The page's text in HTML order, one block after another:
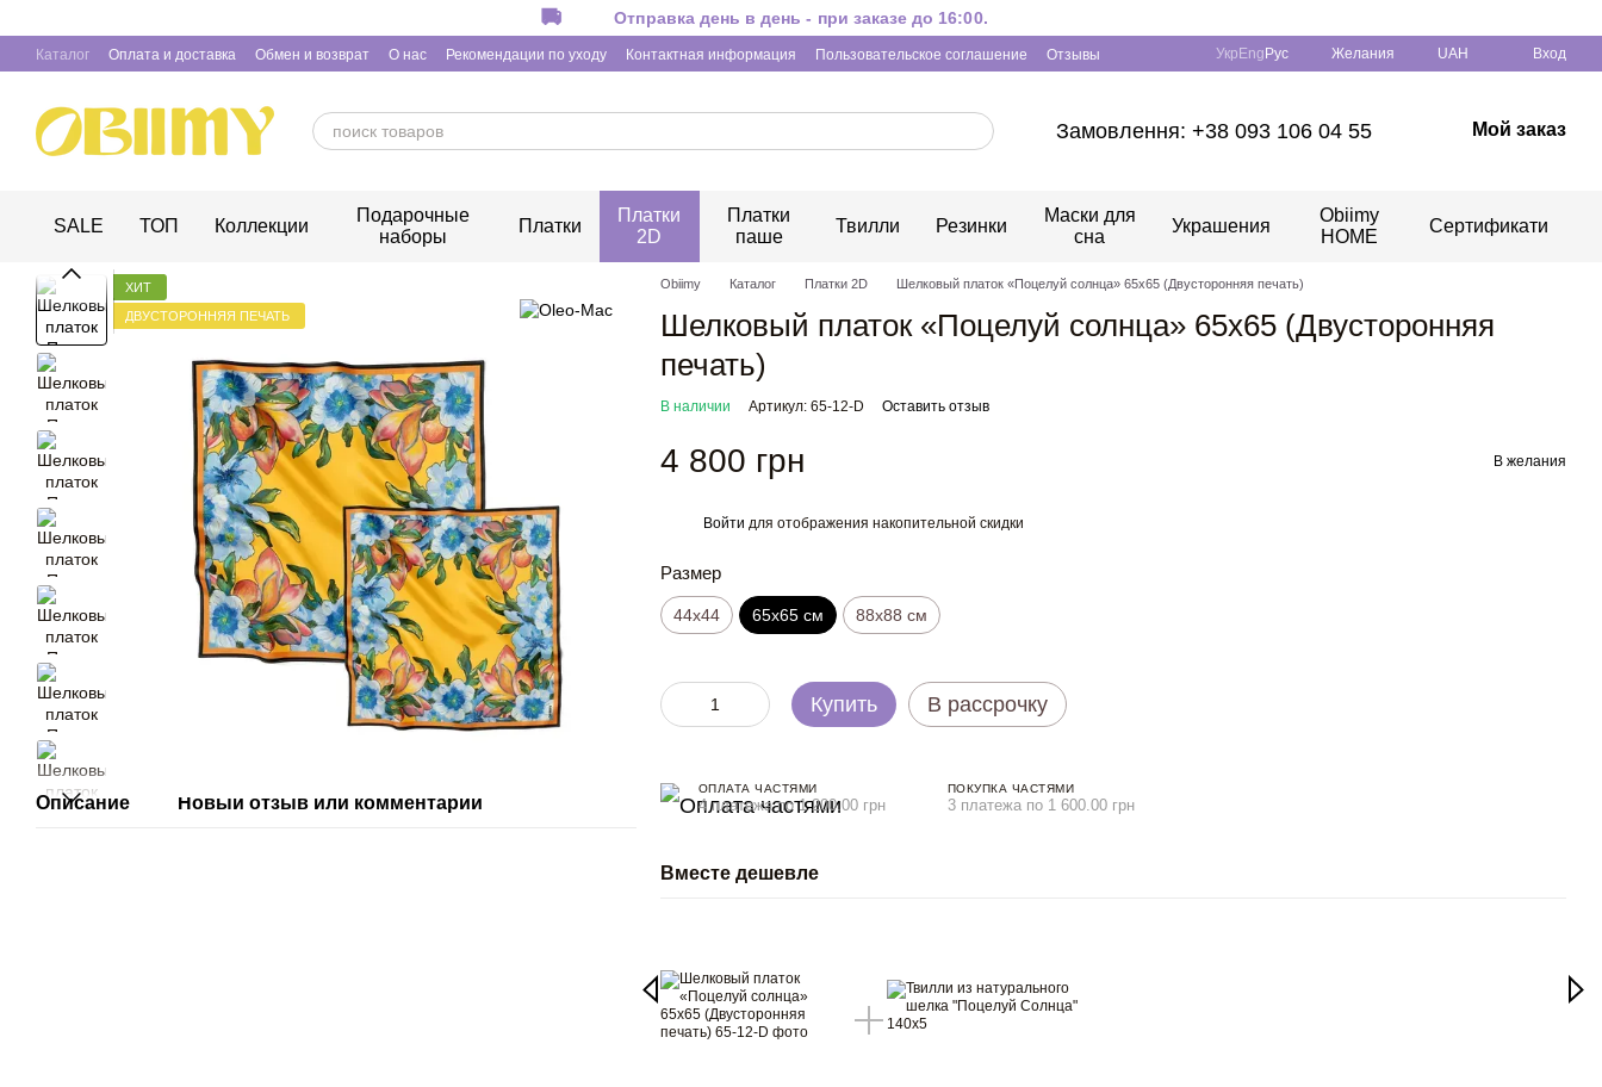
Отправка день в день - при заказе до 16:00.
Каталог Оплата и доставка Обмен и возврат О нас Рекомендации по уходу Контактная информация Пользовательское соглашение Отзывы Укр Eng Рус Желания UAH Вход
Замовлення: +38 093 106 04 55 Мой заказ
SALE ТОП Коллекции
Подарочные
наборы
Платки
Платки
2D
Платки
паше
Твилли Резинки
Маски для
сна
Украшения
Obiimy
HOME
Сертификати
ХИТ
ДВУСТОРОННЯЯ ПЕЧАТЬ
Описание Новый отзыв или комментарий
Obiimy Каталог Платки 2D Шелковый платок «Поцелуй солнца» 65x65 (Двусторонняя печать)
Шелковый платок «Поцелуй солнца» 65x65 (Двусторонняя
печать)
В наличии Артикул: 65-12-D Оставить отзыв
4 800 грн В желания
Войти для отображения накопительной скидки
Размер
44х44 65x65 см 88x88 см
Купить В рассрочку
ОПЛАТА ЧАСТЯМИ
4 платежа по 1 200.00 грн
ПОКУПКА ЧАСТЯМИ
3 платежа по 1 600.00 грн
Вместе дешевле